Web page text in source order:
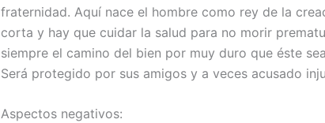
fraternidad. Aquí nace el hombre como rey de la
corta y hay que cuidar la salud para no morir
siempre el camino del bien por muy duro que éste
Será protegido por sus amigos y a veces acusado
Aspectos negativos: